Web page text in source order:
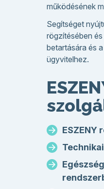
működésének
Segítséget
rögzítésében
betartására és
ügyvitelhez.
ESZENY